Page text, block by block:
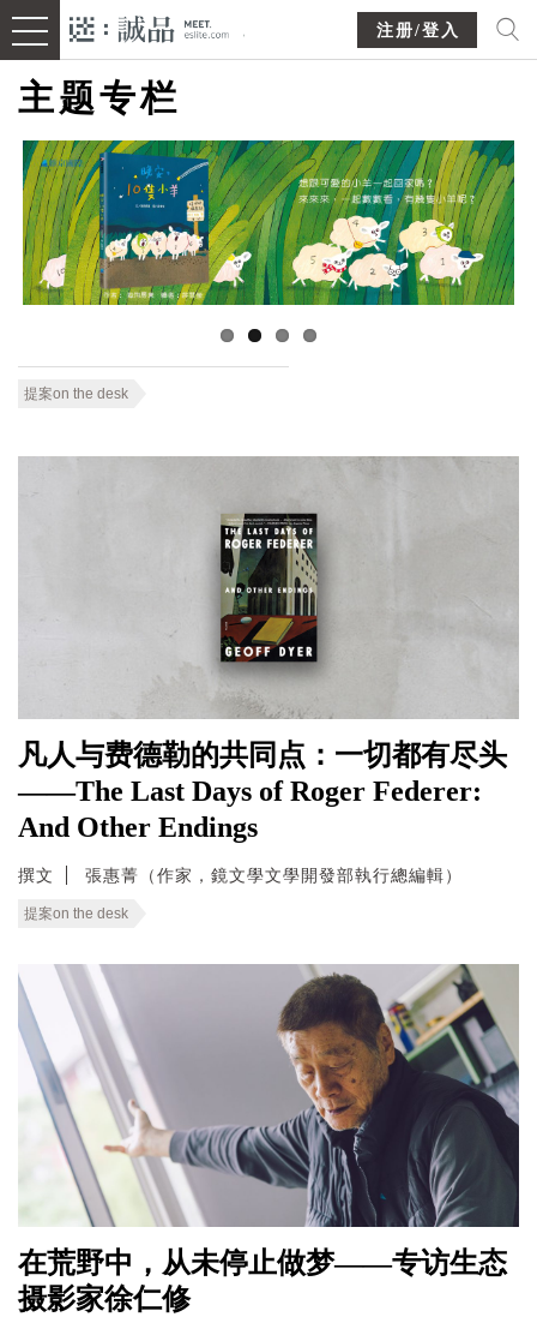
注册/登入
主题专栏
提案on the desk
凡人与费德勒的共同点：一切都有尽头
——The Last Days of Roger Federer:
And Other Endings
撰文 張惠菁（作家，鏡文學文學開發部執行總編輯）
提案on the desk
在荒野中，从未停止做梦——专访生态
摄影家徐仁修